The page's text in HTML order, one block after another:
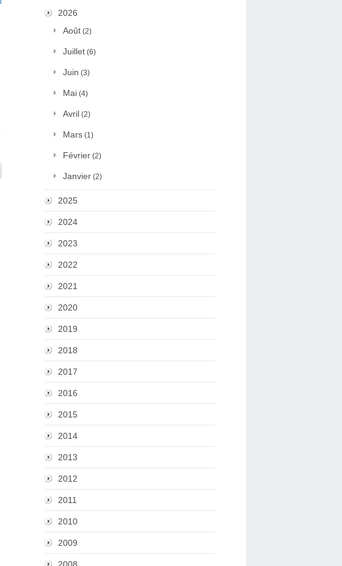
2026
Août (2)
Juillet (6)
Juin (3)
Mai (4)
Avril (2)
Mars (1)
Février (2)
Janvier (2)
2025
2024
2023
2022
2021
2020
2019
2018
2017
2016
2015
2014
2013
2012
2011
2010
2009